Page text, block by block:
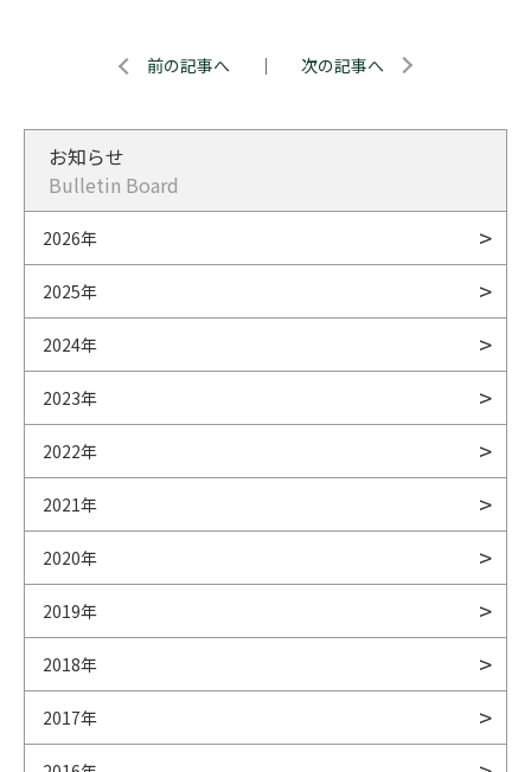
前の記事へ ｜ 次の記事へ
お知らせ
Bulletin Board
2026年
2025年
2024年
2023年
2022年
2021年
2020年
2019年
2018年
2017年